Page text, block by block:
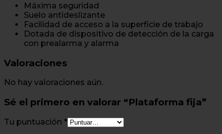
Máxima seguridad
Suelo antideslizante
Facilidad de acceso a la superficie de trabajo
Dotada de dispositivo de detección de la carga
con prealarma y alarma
Valoraciones
No hay valoraciones aún.
Sé el primero en valorar “Plataforma fija”
Tu puntuación *